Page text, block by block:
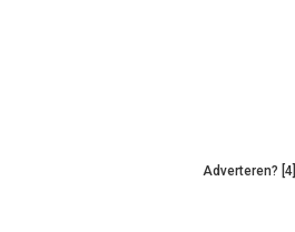
Adverteren? [4]